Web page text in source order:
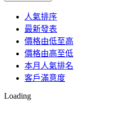
人氣排序
最新發表
價格由低至高
價格由高至低
本月人氣排名
客戶滿意度
Loading